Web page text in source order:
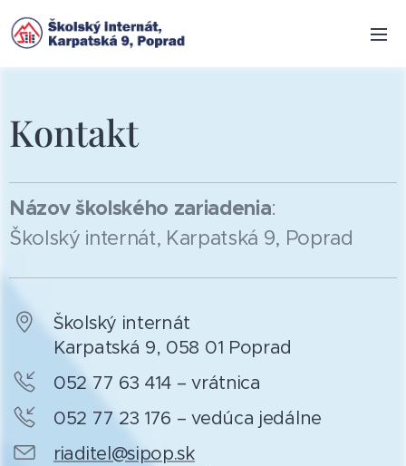
Kontakt
Názov školského zariadenia:
Školský internát, Karpatská 9, Poprad
Školský internát
Karpatská 9, 058 01 Poprad
052 77 63 414 – vrátnica
052 77 23 176 – vedúca jedálne
riaditel@sipop.sk